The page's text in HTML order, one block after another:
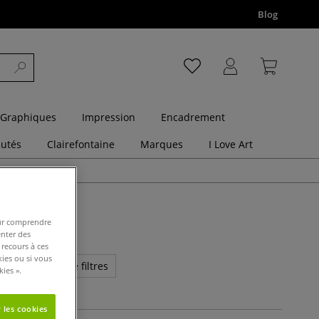
Blog
Impression
Encadrement
Clairefontaine Marques I Love Art
de critères de filtres
comprendre
des
à ces
ou si vous
».
cookies